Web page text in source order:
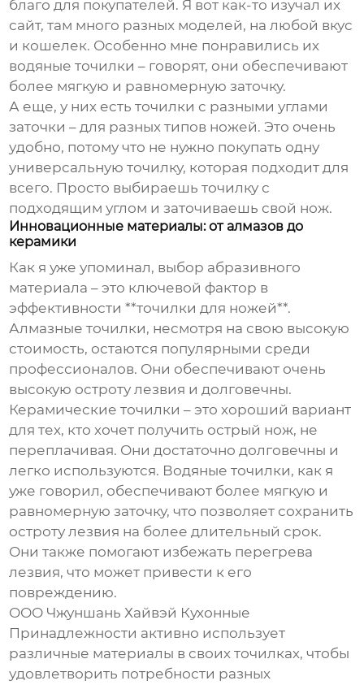
благо для покупателей. Я вот как-то изучал их
сайт, там много разных моделей, на любой вкус
и кошелек. Особенно мне понравились их
водяные точилки – говорят, они обеспечивают
более мягкую и равномерную заточку.
А еще, у них есть точилки с разными углами
заточки – для разных типов ножей. Это очень
удобно, потому что не нужно покупать одну
универсальную точилку, которая подходит для
всего. Просто выбираешь точилку с
подходящим углом и заточиваешь свой нож.
Инновационные материалы: от алмазов до
керамики
Как я уже упоминал, выбор абразивного
материала – это ключевой фактор в
эффективности **точилки для ножей**.
Алмазные точилки, несмотря на свою высокую
стоимость, остаются популярными среди
профессионалов. Они обеспечивают очень
высокую остроту лезвия и долговечны.
Керамические точилки – это хороший вариант
для тех, кто хочет получить острый нож, не
переплачивая. Они достаточно долговечны и
легко используются. Водяные точилки, как я
уже говорил, обеспечивают более мягкую и
равномерную заточку, что позволяет сохранить
остроту лезвия на более длительный срок.
Они также помогают избежать перегрева
лезвия, что может привести к его
повреждению.
ООО Чжуншань Хайвэй Кухонные
Принадлежности активно использует
различные материалы в своих точилках, чтобы
удовлетворить потребности разных